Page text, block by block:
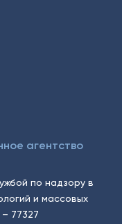
агентство
по надзору в
и массовых
77327